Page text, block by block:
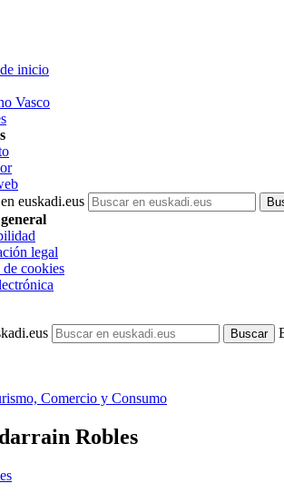
inicio
Vasco
euskadi.eus
legal
cookies
Comercio y Consumo
Robles